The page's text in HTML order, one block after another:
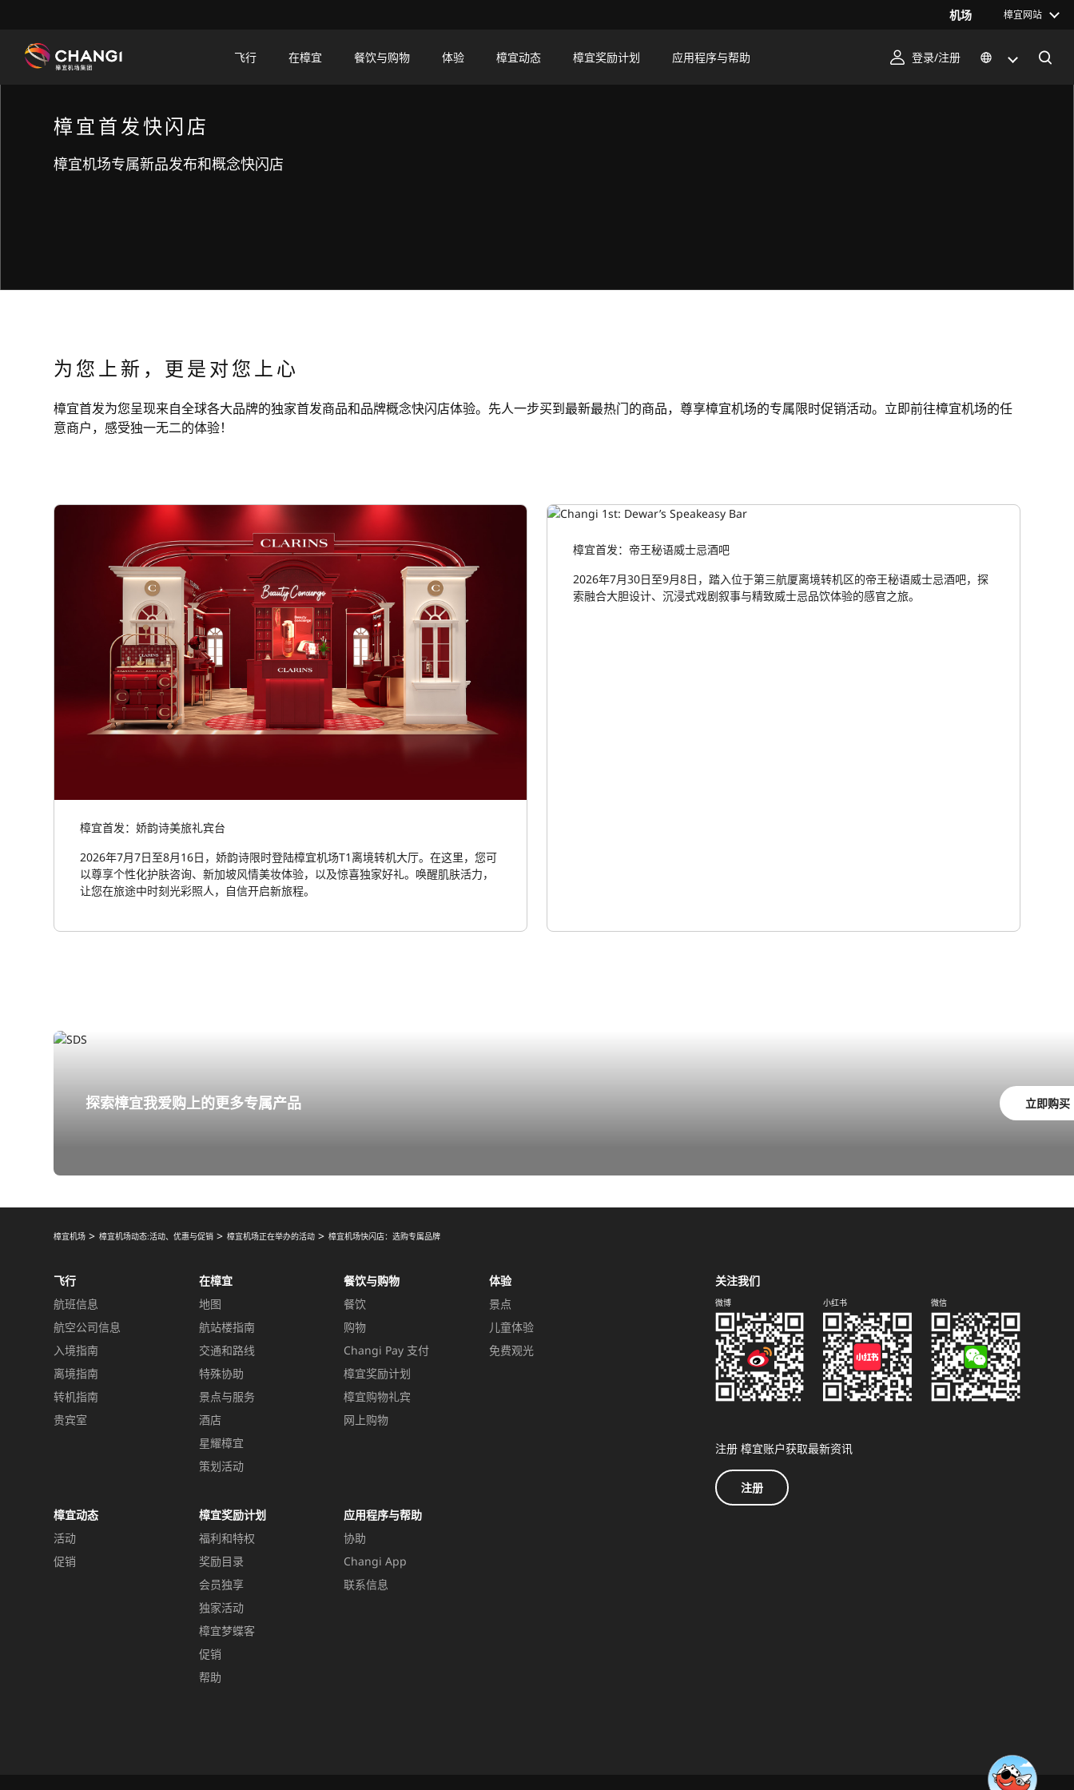
机场 樟宜网站
飞行 在樟宜 餐饮与购物 体验 樟宜动态 樟宜奖励计划 应用程序与帮助 登录/注册
樟宜首发快闪店
樟宜机场专属新品发布和概念快闪店
为您上新，更是对您上心
樟宜首发为您呈现来自全球各大品牌的独家首发商品和品牌概念快闪店体验。先人一步买到最新最热门的商品，尊享樟宜机场的专属限时促销活动。立即前往樟宜机场的任
意商户，感受独一无二的体验！
樟宜首发：娇韵诗美旅礼宾台
2026年7月7日至8月16日，娇韵诗限时登陆樟宜机场T1离境转机大厅。在这里，您可
以尊享个性化护肤咨询、新加坡风情美妆体验，以及惊喜独家好礼。唤醒肌肤活力，
让您在旅途中时刻光彩照人，自信开启新旅程。
樟宜首发：帝王秘语威士忌酒吧
2026年7月30日至9月8日，踏入位于第三航厦离境转机区的帝王秘语威士忌酒吧，探
索融合大胆设计、沉浸式戏剧叙事与精致威士忌品饮体验的感官之旅。
探索樟宜我爱购上的更多专属产品 立即购买
樟宜机场 樟宜机场动态:活动、优惠与促销 樟宜机场正在举办的活动 樟宜机场快闪店：选购专属品牌
飞行
航班信息
航空公司信息
入境指南
离境指南
转机指南
贵宾室
在樟宜
地图
航站楼指南
交通和路线
特殊协助
景点与服务
酒店
星耀樟宜
策划活动
餐饮与购物
餐饮
购物
Changi Pay 支付
樟宜奖励计划
樟宜购物礼宾
网上购物
体验
景点
儿童体验
免费观光
樟宜动态
活动
促销
樟宜奖励计划
福利和特权
奖励目录
会员独享
独家活动
樟宜梦蝶客
促销
帮助
应用程序与帮助
协助
Changi App
联系信息
关注我们
微博 小红书 微信
注册 樟宜账户获取最新资讯
注册